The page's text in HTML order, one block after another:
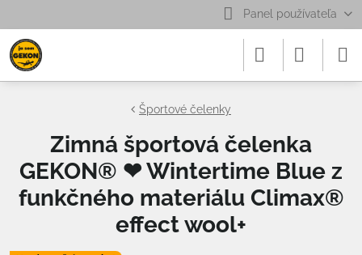
Panel používateľa
Športové čelenky
Zimná športová čelenka
GEKON® ❤ Wintertime Blue z
funkčného materiálu Climax®
effect wool+